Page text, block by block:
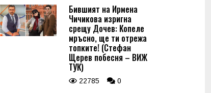
Бившият на Ирмена
Чичикова изригна
срещу Дочев: Копеле
мръсно, ще ти отрежа
топките! (Стефан
Щерев побесня – ВИЖ
ТУК)
22785 0